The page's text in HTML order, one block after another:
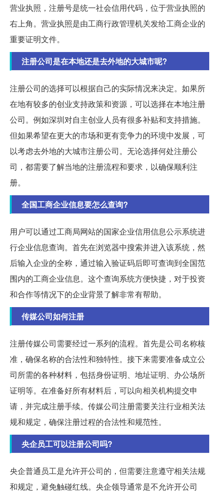
营业执照，注册号是统一社会信用代码，位于营业执照的
右上角。营业执照是由工商行政管理机关发给工商企业的
重要证明文件。
注册公司是在本地还是去外地的大城市呢?
注册公司的选择可以根据自己的实际情况来决定。如果所
在地有较多的创业支持政策和资源，可以选择在本地注册
公司。例如深圳对自主创业人员有很多补贴和支持措施。
但如果希望在更大的市场和更有竞争力的环境中发展，可
以考虑去外地的大城市注册公司。无论选择何处注册公
司，都需要了解当地的注册流程和要求，以确保顺利注
册。
全国工商企业信息要怎么查询?
用户可以通过工商局网站的国家企业信用信息公示系统进
行企业信息查询。首先在浏览器中搜索并进入该系统，然
后输入企业的全称，通过输入验证码后即可查询到全国范
围内的工商企业信息。这个查询系统方便快捷，对于投资
和合作等情况下的企业背景了解非常有帮助。
传媒公司如何注册
注册传媒公司需要经过一系列的流程。首先是公司名称核
准，确保名称的合法性和独特性。接下来需要准备成立公
司所需的各种材料，包括身份证明、地址证明、办公场所
证明等。在准备好所有材料后，可以向相关机构提交申
请，并完成注册手续。传媒公司注册需要关注行业相关法
规和规定，确保注册过程的合法性和规范性。
央企员工可以注册公司吗?
央企普通员工是允许开公司的，但需要注意遵守相关法规
和规定，避免触碰红线。央企领导通常是不允许开公司